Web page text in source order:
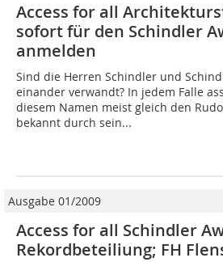
Access for all
sofort für den Schindler
anmelden
Sind die Herren Schindler und
einander verwandt? In jedem Falle
diesem Namen meist gleich den
bekannt durch sein...
Ausgabe 01/2009
Access for all Schindler
Rekordbeteiliung; FH